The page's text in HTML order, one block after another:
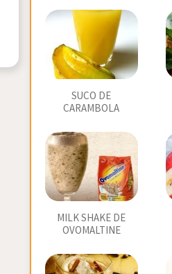
SUCO DE
CARAMBOLA
MILK SHAKE DE
OVOMALTINE